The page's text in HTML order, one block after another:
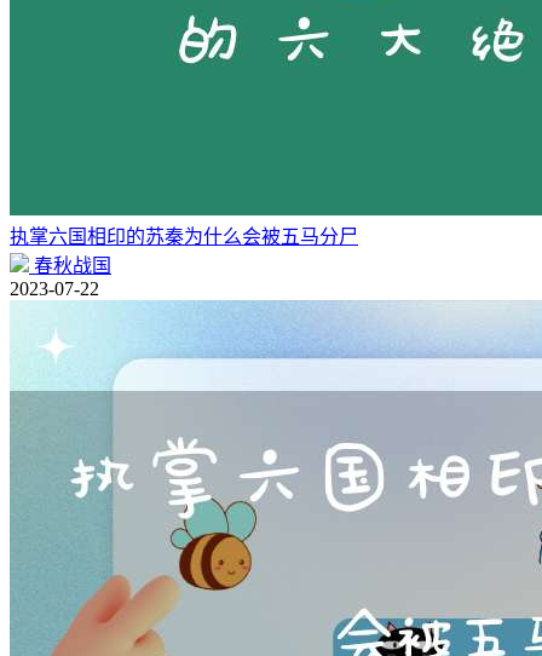
执掌六国相印的苏秦为什么会被五马分尸
春秋战国
2023-07-22